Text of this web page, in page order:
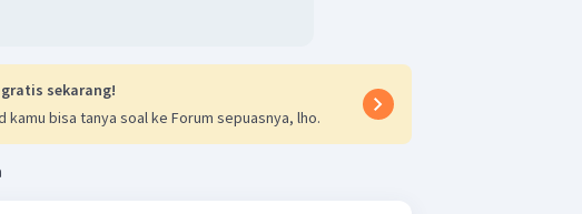
sekarang!
kamu bisa tanya soal ke Forum sepuasnya, lho.